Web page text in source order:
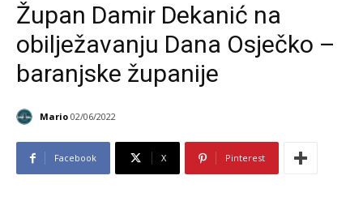
Župan Damir Dekanić na
obilježavanju Dana Osječko –
baranjske županije
Mario 02/06/2022
Facebook X Pinterest